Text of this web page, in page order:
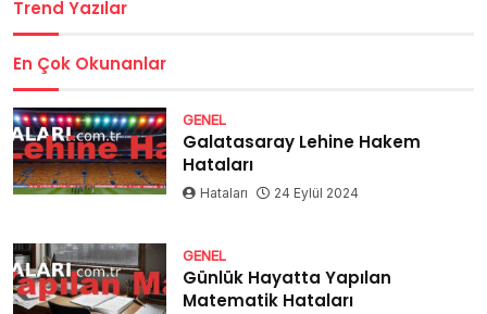
Trend Yazılar
En Çok Okunanlar
GENEL
Galatasaray Lehine Hakem
Hataları
Hataları 24 Eylül 2024
GENEL
Günlük Hayatta Yapılan
Matematik Hataları